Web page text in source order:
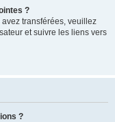
?
transférées, veuillez
et suivre les liens vers
?